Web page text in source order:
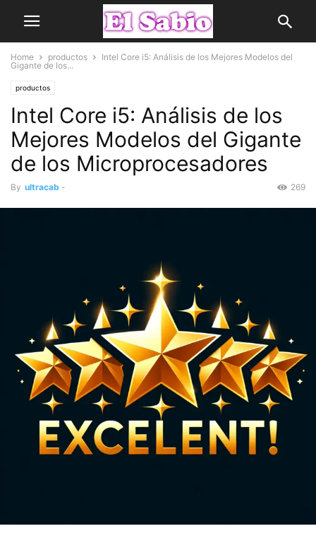
Home productos
Intel Core i5: Análisis de los Mejores Modelos del
Gigante de los...
productos
Intel Core i5: Análisis de los
Mejores Modelos del Gigante
de los Microprocesadores
By ultracab - 269